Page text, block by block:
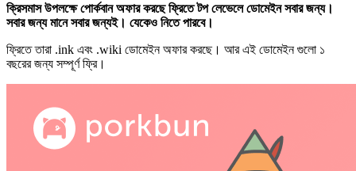
ক্রিসমাস উপলক্ষে পোর্কবান অফার করছে ফ্রিতে টপ লেভেলে ডোমেইন সবার জন্য।
সবার জন্য মানে সবার জন্যই। যেকেও নিতে পারবে।
ফ্রিতে তারা .ink এবং .wiki ডোমেইন অফার করছে। আর এই ডোমেইন গুলো ১
বছরের জন্য সম্পূর্ণ ফ্রি।